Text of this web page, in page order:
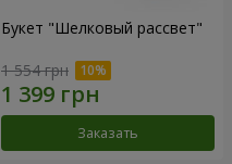
Букет "Шелковый рассвет"
1 554 грн
Заказать